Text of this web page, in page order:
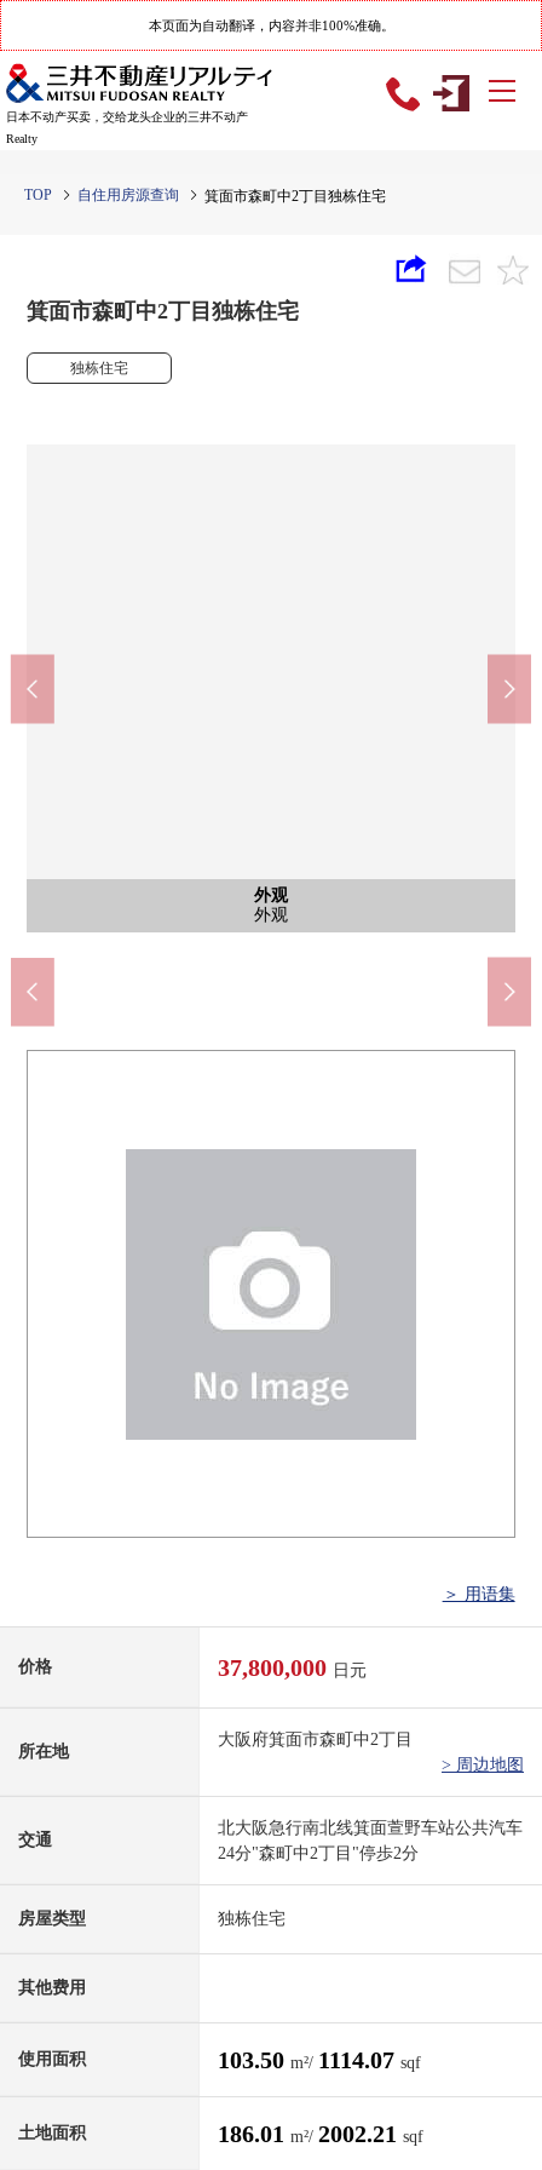
本页面为自动翻译，内容并非100%准确。
日本不动产买卖，交给龙头企业的三井不动产
Realty
TOP 自住用房源查询 箕面市森町中2丁目独栋住宅
箕面市森町中2丁目独栋住宅
独栋住宅
外观
外观
客厅
客厅
客厅
客厅
客厅
客厅
客厅
客厅
客厅
客厅
门口
门口
厨房
厨房
洗脸
洗脸室
公共汽车
浴室
厕所
1楼厕所
其他
2楼礼堂
西式房间
2楼西式房间
西式房间
2楼西式房间
其他
2楼洗衣店空间
厕所
2楼厕所
外观
外观
外观
外观
含有前面道路的外观
前面道路
含有前面道路的外观
前面道路
含有前面道路的外观
前面道路
外观
外观
＞ 用语集
价格 37,800,000 日元
所在地
大阪府箕面市森町中2丁目
> 周边地图
交通
北大阪急行南北线箕面萱野车站公共汽车
24分"森町中2丁目"停歩2分
房屋类型 独栋住宅
其他费用
使用面积 103.50 m²/ 1114.07 sqf
土地面积 186.01 m²/ 2002.21 sqf